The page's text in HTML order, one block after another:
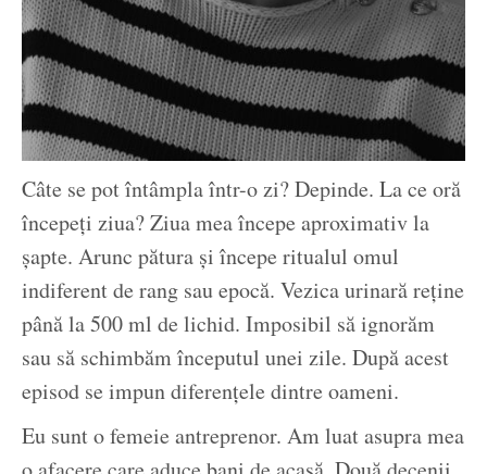
Câte se pot întâmpla într-o zi? Depinde. La ce oră
începeți ziua? Ziua mea începe aproximativ la
șapte. Arunc pătura și începe ritualul omul
indiferent de rang sau epocă. Vezica urinară reține
până la 500 ml de lichid. Imposibil să ignorăm
sau să schimbăm începutul unei zile. După acest
episod se impun diferențele dintre oameni.
Eu sunt o femeie antreprenor. Am luat asupra mea